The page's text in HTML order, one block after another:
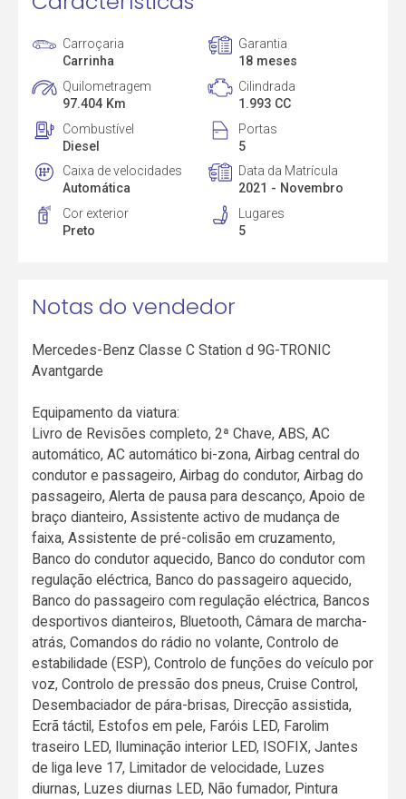
Carroçaria
Carrinha
Garantia
18 meses
Quilometragem
97.404 Km
Cilindrada
1.993 CC
Combustível
Diesel
Portas
5
Caixa de velocidades
Automática
Data da Matrícula
2021 - Novembro
Cor exterior
Preto
Lugares
5
Notas do vendedor
Mercedes-Benz Classe C Station d 9G-TRONIC
Avantgarde
Equipamento da viatura:
Livro de Revisões completo, 2ª Chave, ABS, AC
automático, AC automático bi-zona, Airbag central do
condutor e passageiro, Airbag do condutor, Airbag do
passageiro, Alerta de pausa para descanço, Apoio de
braço dianteiro, Assistente activo de mudança de
faixa, Assistente de pré-colisão em cruzamento,
Banco do condutor aquecido, Banco do condutor com
regulação eléctrica, Banco do passageiro aquecido,
Banco do passageiro com regulação eléctrica, Bancos
desportivos dianteiros, Bluetooth, Câmara de marcha-
atrás, Comandos do rádio no volante, Controlo de
estabilidade (ESP), Controlo de funções do veículo por
voz, Controlo de pressão dos pneus, Cruise Control,
Desembaciador de pára-brisas, Direcção assistida,
Ecrã táctil, Estofos em pele, Faróis LED, Farolim
traseiro LED, Iluminação interior LED, ISOFIX, Jantes
de liga leve 17, Limitador de velocidade, Luzes
diurnas, Luzes diurnas LED, Não fumador, Pintura